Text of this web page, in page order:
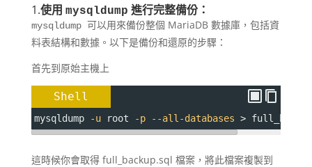
1.使用 mysqldump 進行完整備份：
mysqldump 可以用來備份整個 MariaDB 數據庫，包括資
料表結構和數據。以下是備份和還原的步驟：
首先到原始主機上
Shell
mysqldump -u root -p --all-databases >
這時候你會取得 full_backup.sql 檔案，將此檔案複製到